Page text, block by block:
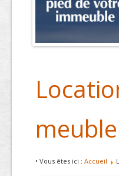
• Vous êtes ici : Accueil